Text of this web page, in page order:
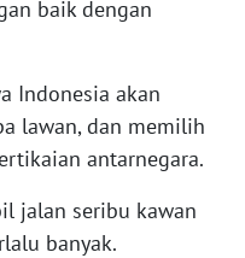
baik dengan
Indonesia akan
lawan, dan memilih
antarnegara.
jalan seribu kawan
banyak.